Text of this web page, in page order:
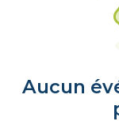
Aucun